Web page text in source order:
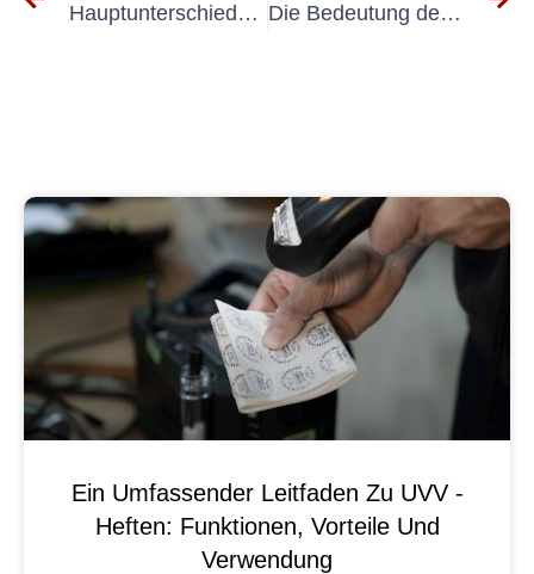
Hauptunterschiede zwischen den Normen DIN VDE 0701 und 0702 Die Bedeutung der TÜV-Elektroprüfung für die elektrische Sicherheit verstehen
Ein Umfassender Leitfaden Zu UVV -
Heften: Funktionen, Vorteile Und
Verwendung